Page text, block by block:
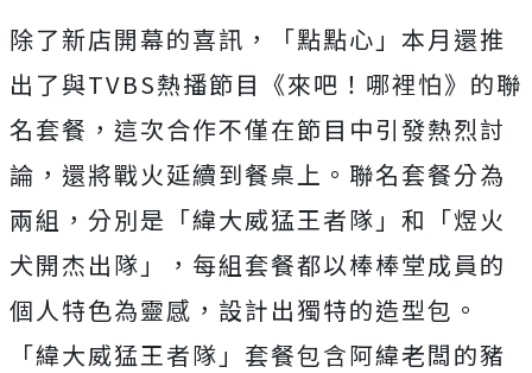
除了新店開幕的喜訊，「點點心」本月還推
出了與TVBS熱播節目《來吧！哪裡怕》的聯
名套餐，這次合作不僅在節目中引發熱烈討
論，還將戰火延續到餐桌上。聯名套餐分為
兩組，分別是「緯大威猛王者隊」和「煜火
犬開杰出隊」，每組套餐都以棒棒堂成員的
個人特色為靈感，設計出獨特的造型包。
「緯大威猛王者隊」套餐包含阿緯老闆的豬